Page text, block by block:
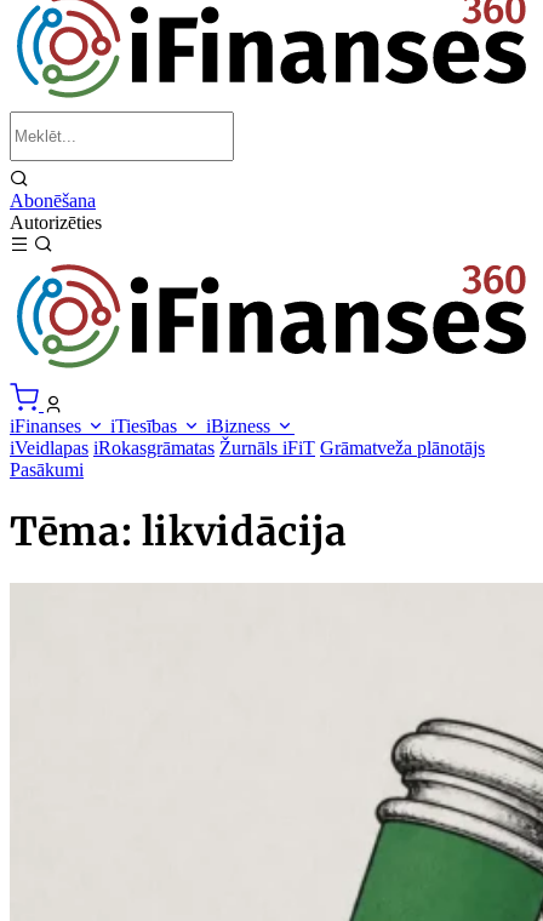
Abonēšana
Autorizēties
iFinanses iTiesības
iBizness
iVeidlapas iRokasgrāmatas Žurnāls iFiT Grāmatveža plānotājs
Pasākumi
Tēma: likvidācija